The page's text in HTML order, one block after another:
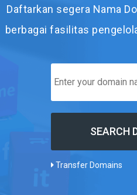
Daftarkan segera Nama
berbagai fasilitas
Transfer Domains